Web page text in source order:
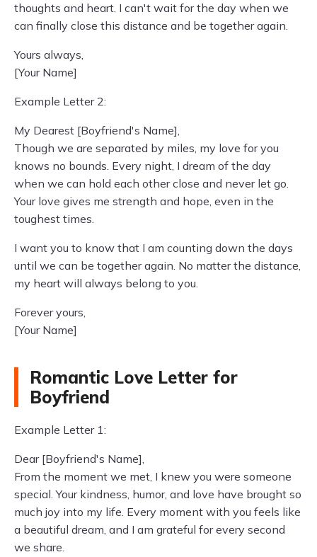
thoughts and heart. I can't wait for the day when we
can finally close this distance and be together again.
Yours always,
[Your Name]
Example Letter 2:
My Dearest [Boyfriend's Name],
Though we are separated by miles, my love for you
knows no bounds. Every night, I dream of the day
when we can hold each other close and never let go.
Your love gives me strength and hope, even in the
toughest times.
I want you to know that I am counting down the days
until we can be together again. No matter the distance,
my heart will always belong to you.
Forever yours,
[Your Name]
Romantic Love Letter for
Boyfriend
Example Letter 1:
Dear [Boyfriend's Name],
From the moment we met, I knew you were someone
special. Your kindness, humor, and love have brought so
much joy into my life. Every moment with you feels like
a beautiful dream, and I am grateful for every second
we share.